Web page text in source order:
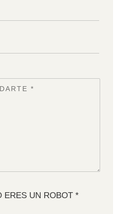
ERES UN ROBOT *